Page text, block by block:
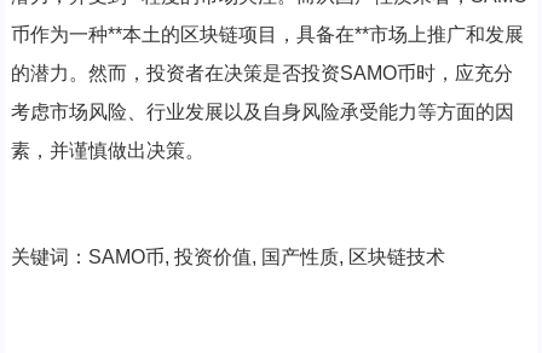
币作为一种**本土的区块链项目，具备在**市场上推广和发展
的潜力。然而，投资者在决策是否投资SAMO币时，应充分
考虑市场风险、行业发展以及自身风险承受能力等方面的因
素，并谨慎做出决策。
关键词：SAMO币, 投资价值, 国产性质, 区块链技术